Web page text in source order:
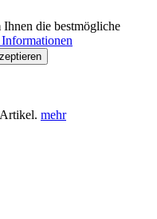
die bestmögliche
mehr